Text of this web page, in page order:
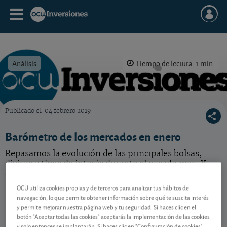
Análisis Tiempo de lectura: 1 min.
Publicado el 04 febrero 2019
Barómetro de los mercados en enero
Repasamos la evolución de las principales bolsas,
divisas y tipos de interés durante el pasado mes. Y
meses.
Contenido reservado a SOCIOS
OCU utiliza cookies propias y de terceros para analizar tus hábitos de
navegación, lo que permite obtener información sobre qué te suscita interés
y permite mejorar nuestra página web y tu seguridad. Si haces clic en el
botón "Aceptar todas las cookies" aceptarás la implementación de las cookies